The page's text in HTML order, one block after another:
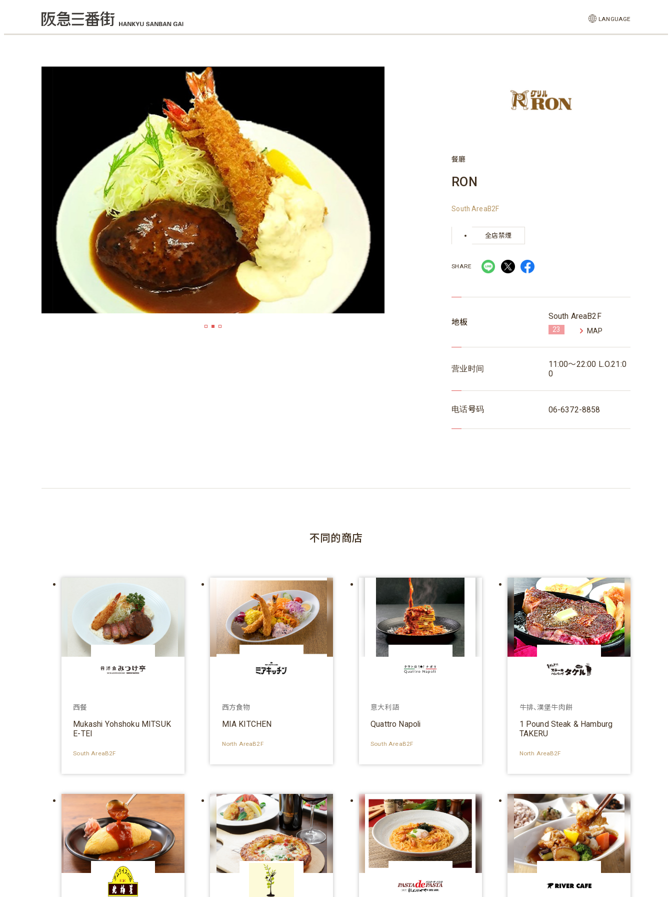
LANGUAGE
餐廳
RON
South AreaB2F
全店禁煙
SHARE
地板
South AreaB2F
23 MAP
营业时间
11:00～22:00 L.O.21:0
0
电话号码 06-6372-8858
不同的商店
西餐
Mukashi Yohshoku MITSUK
E-TEI
South AreaB2F
西方食物
MIA KITCHEN
North AreaB2F
意大利語
Quattro Napoli
South AreaB2F
牛排、漢堡牛肉餅
1 Pound Steak & Hamburg
TAKERU
North AreaB2F